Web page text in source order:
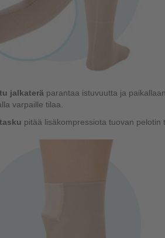
jalkaterä parantaa istuvuutta ja
varpaille tilaa.
pitää lisäkompressiota tuovan pelotin